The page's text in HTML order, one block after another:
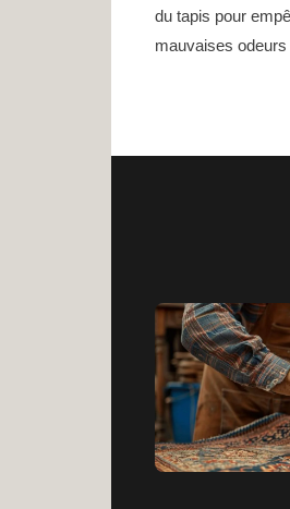
du tapis pour
mauvaises